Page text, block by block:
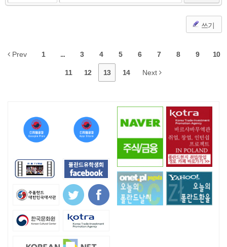
쓰기
Prev 1 ... 3 4 5 6 7 8 9 10
11 12 13 14 Next